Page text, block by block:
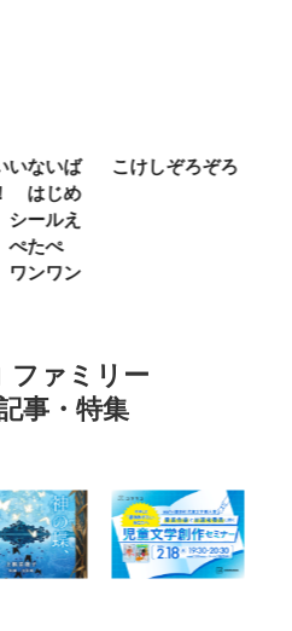
ば
め
え
ン
こけしぞろぞろ
ＭＲ
ファミリー
事・特集